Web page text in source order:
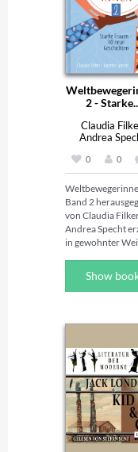
2 -
Claudia
Andrea
0 0
Band 2
von Claudia
Andrea Specht
in gewohnter
Lebensgeschichten
starker Frauen.
bewegen
Dies beweisen
neuen
starker Frauen,
denen die
Claudia Filker
Andrea Specht in
diesem Buch
Kurzweilig und
Show